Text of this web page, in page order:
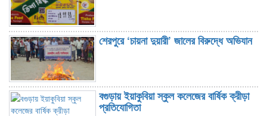
শেরপুরে ‘চায়না দুয়ারী’ জালের বিরুদ্ধে অভিযান
বগুড়ায় ইয়াকুবিয়া স্কুল কলেজের বার্ষিক ক্রীড়া
প্রতিযোগিতা